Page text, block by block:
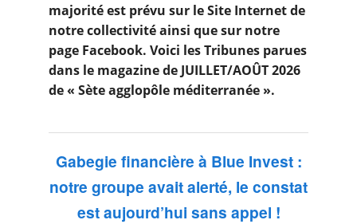
majorité est prévu sur le Site Internet de
notre collectivité ainsi que sur notre
page Facebook. Voici les Tribunes parues
dans le magazine de JUILLET/AOÛT 2026
de « Sète agglopôle méditerranée ».
Gabegie financière à Blue Invest :
notre groupe avait alerté, le constat
est aujourd’hui sans appel !